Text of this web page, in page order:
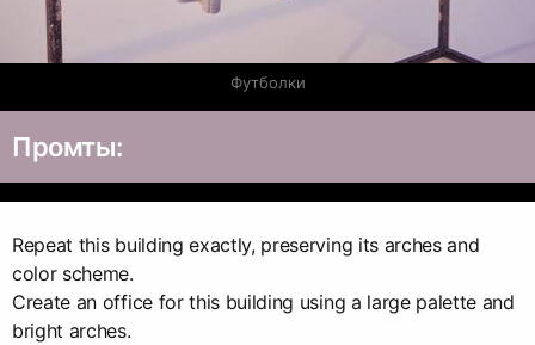
Футболки
Промты:
Repeat this building exactly, preserving its arches and
color scheme.
Create an office for this building using a large palette and
bright arches.